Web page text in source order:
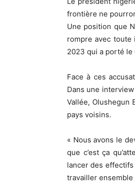
frontière ne
Une position que
rompre avec toute
2023 qui a porté le
Face à ces
Dans une
Vallée, Olushegun
pays voisins.
« Nous avons le
que c’est ça
lancer des effectifs
travailler